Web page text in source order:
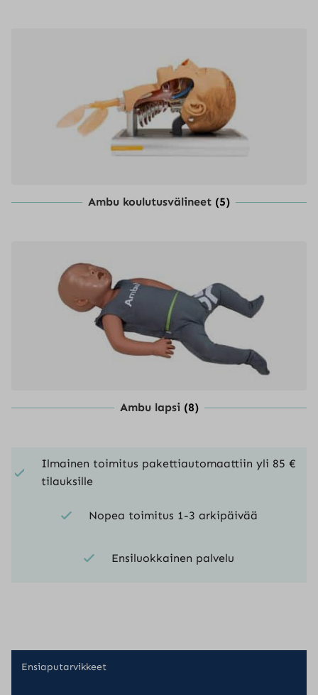
Ambu koulutusvälineet (5)
Ambu lapsi (8)
Ilmainen toimitus pakettiautomaattiin yli 85 €
tilauksille
Nopea toimitus 1-3 arkipäivää
Ensiluokkainen palvelu
Ensiaputarvikkeet